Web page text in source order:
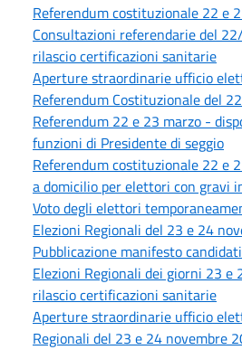
Referendum costituzionale 22 e
Consultazioni referendarie del
rilascio certificazioni sanitarie
Aperture straordinarie ufficio
Referendum Costituzionale del
Referendum 22 e 23 marzo -
funzioni di Presidente di seggio
Referendum costituzionale 22 e
a domicilio per elettori con gravi
Voto degli elettori
Elezioni Regionali del 23 e 24
Pubblicazione manifesto candidati
Elezioni Regionali dei giorni 23 e
rilascio certificazioni sanitarie
Aperture straordinarie ufficio
Regionali del 23 e 24 novembre